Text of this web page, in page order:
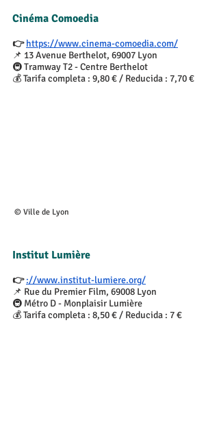
Cinéma Comoedia
👉 https://www.cinema-comoedia.com/
📌 13 Avenue Berthelot, 69007 Lyon
🚇 Tramway T2 - Centre Berthelot
💰 Tarifa completa : 9,80 € / Reducida : 7,70 €
© Ville de Lyon
Institut Lumière
👉 ://www.institut-lumiere.org/
📌 Rue du Premier Film, 69008 Lyon
🚇 Métro D - Monplaisir Lumière
💰 Tarifa completa : 8,50 € / Reducida : 7 €